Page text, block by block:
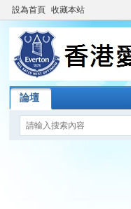
設為首頁 收藏本站
論壇